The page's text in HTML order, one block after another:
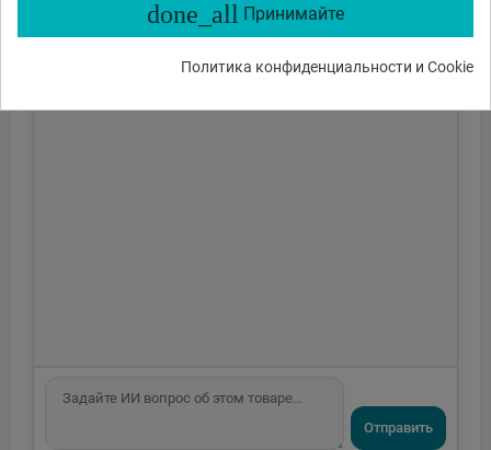
done_all Принимайте
Политика конфиденциальности и Cookie
Отправить